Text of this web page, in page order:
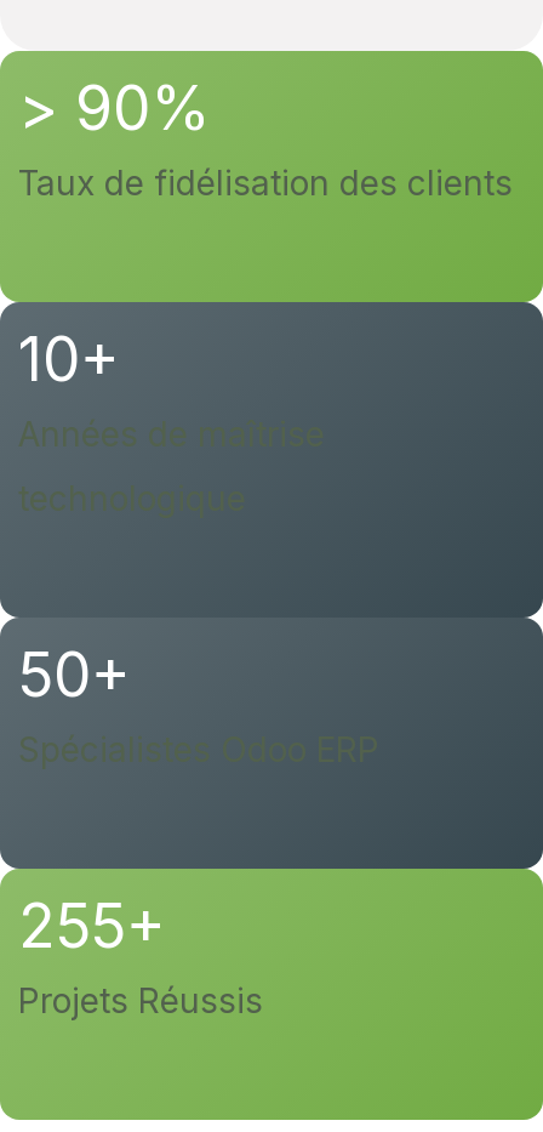
> 90%
Taux de fidélisation des clients
10+
Années de maîtrise
technologique
50+
Spécialistes Odoo ERP
255+
Projets Réussis